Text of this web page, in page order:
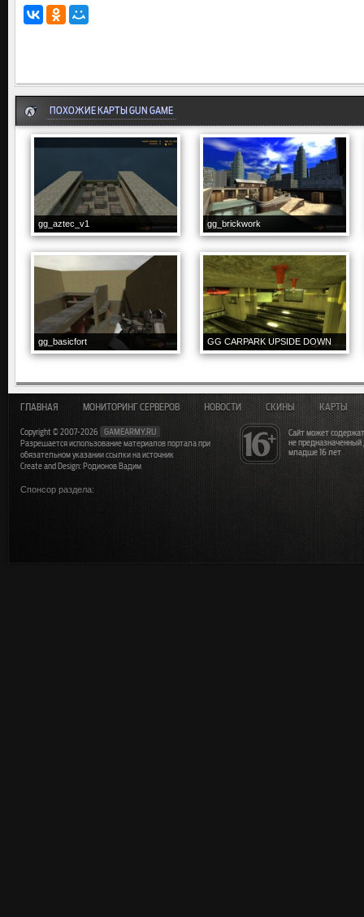
ПОХОЖИЕ КАРТЫ GUN GAME
gg_aztec_v1 gg_brickwork
gg_basicfort GG CARPARK UPSIDE DOWN
Сайт может
не
младше 16 лет
ГЛАВНАЯ МОНИТОРИНГ СЕРВЕРОВ НОВОСТИ СКИНЫ КАРТЫ
Copyright © 2007-2026
GAMEARMY.RU
Разрешается использование материалов портала при
обязательном указании ссылки на источник
Create and Design: Родионов Вадим
Спонсор раздела: